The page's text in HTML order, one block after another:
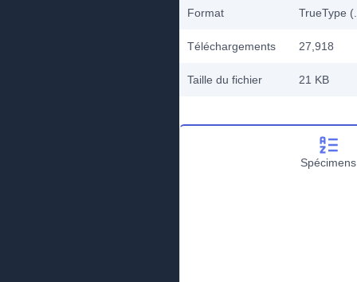
Format TrueType
Téléchargements 27,918
Taille du fichier 21 KB
Spécimens